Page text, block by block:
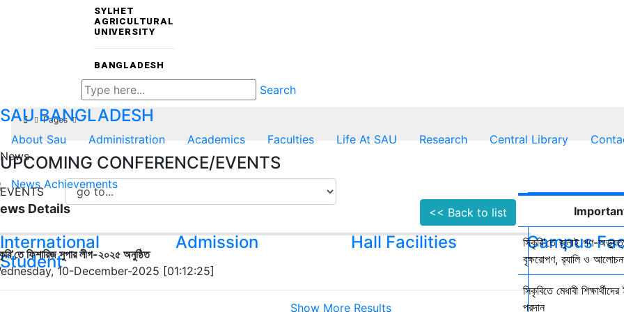
SYLHET
AGRICULTURAL
UNIVERSITY
BANGLADESH
Search
SAUBANGLADESH
About Sau Administration Academics Faculties Life At SAU Research Central Library
UPCOMING CONFERENCE/EVENTS
EVENTS
International
Student
Admission Hall Facilities Campus
Show More Results
Pages
News
News Achievements
Details << Back to list
ফিশারিজ সুপার লীগ-২০২৫ অনুষ্ঠিত
10-December-2025 [01:12:25]
সিকৃবি'তে জুলাই গণ-
বৃক্ষরোপণ, র‍্যালি ও
সিকৃবিতে মেধাবী
প্রদান